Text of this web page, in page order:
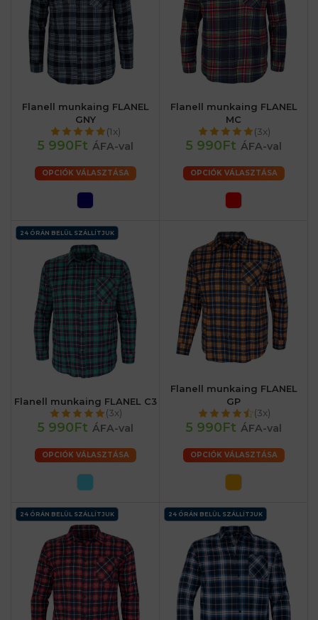
Flanell munkaing FLANEL
GNY
(1x)
5 990Ft ÁFA-val
OPCIÓK VÁLASZTÁSA
Flanell munkaing FLANEL
MC
(3x)
5 990Ft ÁFA-val
OPCIÓK VÁLASZTÁSA
24 ÓRÁN BELÜL SZÁLLÍTJUK
Flanell munkaing FLANEL C3
(3x)
5 990Ft ÁFA-val
OPCIÓK VÁLASZTÁSA
Flanell munkaing FLANEL
GP
(3x)
5 990Ft ÁFA-val
OPCIÓK VÁLASZTÁSA
24 ÓRÁN BELÜL SZÁLLÍTJUK 24 ÓRÁN BELÜL SZÁLLÍTJUK